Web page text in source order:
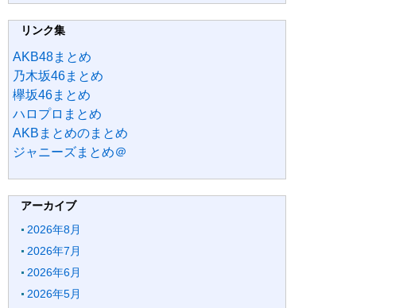
リンク集
AKB48まとめ
乃木坂46まとめ
欅坂46まとめ
ハロプロまとめ
AKBまとめのまとめ
ジャニーズまとめ＠
アーカイブ
2026年8月
2026年7月
2026年6月
2026年5月